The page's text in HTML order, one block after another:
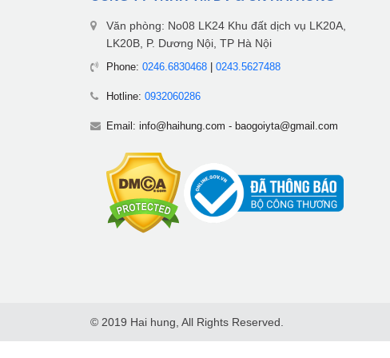
Văn phòng: No08 LK24 Khu đất dịch vụ LK20A,
LK20B, P. Dương Nội, TP Hà Nội
Phone: 0246.6830468| 0243.5627488
Hotline: 0932060286
Email: info@haihung.com - baogoiyta@gmail.com
© 2019 Hai hung, All Rights Reserved.